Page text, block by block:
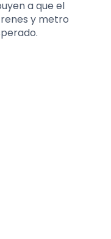
a que el
y metro